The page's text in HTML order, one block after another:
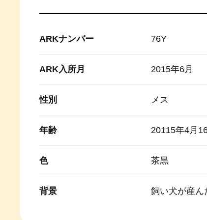
ARKナンバー 76Y
ARK入所月 2015年6月
性別 メス
年齢 20115年4月
色 茶黒
背景 飼い犬が産ん